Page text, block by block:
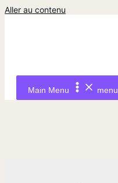
Aller au contenu
Main Menu menu